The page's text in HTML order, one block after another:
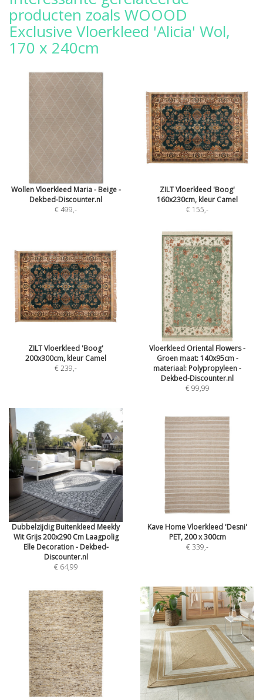
producten zoals WOOOD
Exclusive Vloerkleed 'Alicia' Wol,
170 x 240cm
Wollen Vloerkleed Maria - Beige -
Dekbed-Discounter.nl
€ 499,-
ZILT Vloerkleed 'Boog'
160x230cm, kleur Camel
€ 155,-
ZILT Vloerkleed 'Boog'
200x300cm, kleur Camel
€ 239,-
Vloerkleed Oriental Flowers -
Groen maat: 140x95cm -
materiaal: Polypropyleen -
Dekbed-Discounter.nl
€ 99,99
Dubbelzijdig Buitenkleed Meekly
Wit Grijs 200x290 Cm Laagpolig
Elle Decoration - Dekbed-
Discounter.nl
€ 64,99
Kave Home Vloerkleed 'Desni'
PET, 200 x 300cm
€ 339,-